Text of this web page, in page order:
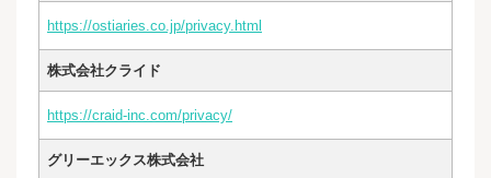
https://ostiaries.co.jp/privacy.html
株式会社クライド
https://craid-inc.com/privacy/
グリーエックス株式会社